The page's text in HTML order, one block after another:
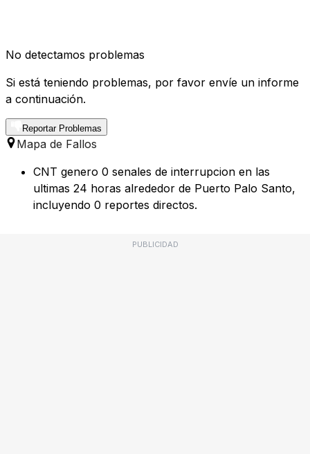
No detectamos problemas
Si está teniendo problemas, por favor envíe un informe
a continuación.
Reportar Problemas
Mapa de Fallos
CNT genero 0 senales de interrupcion en las
ultimas 24 horas alrededor de Puerto Palo Santo,
incluyendo 0 reportes directos.
PUBLICIDAD